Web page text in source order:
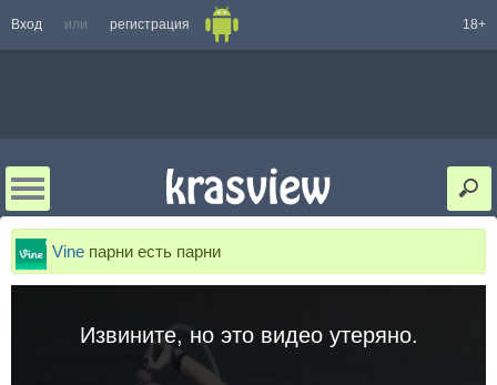
Вход или регистрация 18+
Vine парни есть парни
Извините, но это видео утеряно.